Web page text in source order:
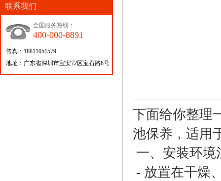
联系我们
全国服务热线：
400-000-8891
传真：18811051579
地址：广东省深圳市宝安72区宝石路8号
下面给你整理
池保养，适用
一、安装环境
- 放置在干燥